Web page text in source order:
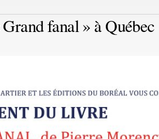
fanal » à Québec